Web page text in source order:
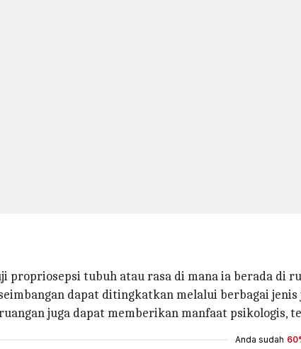
propriosepsi tubuh atau rasa di mana ia berada di
dapat ditingkatkan melalui berbagai
juga dapat memberikan manfaat psikologis,
Anda sudah